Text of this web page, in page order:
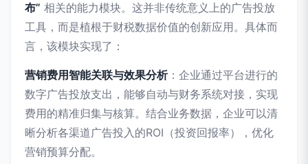
布” 相关的能力模块。这并非传统意义上的广告投放
工具，而是植根于财税数据价值的创新应用。具体而
言，该模块实现了：
营销费用智能关联与效果分析：企业通过平台进行的
数字广告投放支出，能够自动与财务系统对接，实现
费用的精准归集与核算。结合业务数据，企业可以清
晰分析各渠道广告投入的ROI（投资回报率），优化
营销预算分配。